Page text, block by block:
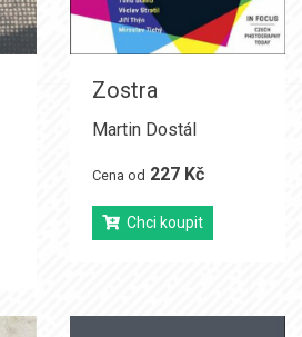
Zostra
Martin Dostál
Cena od 227 Kč
Chci koupit